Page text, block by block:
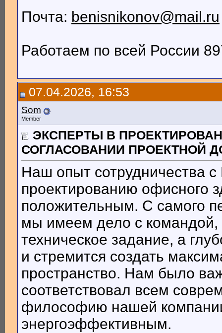
Почта: benisnikonov@mail.ru
Работаем по всей России
07.04.2026, 16:53
Som
Member
ЭКСПЕРТЫ В
СОГЛАСОВАНИИ ПРОЕКТНОЙ
Наш опыт сотрудничества
проектированию офисного
положительным. С самого
мы имеем дело с командой,
техническое задание, а
и стремится создать
пространство. Нам было
соответствовал всем
философию нашей
энергоэффективным.